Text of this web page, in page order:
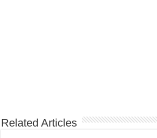
Related Articles